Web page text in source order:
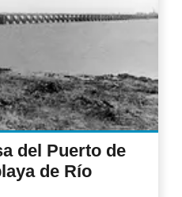
del Puerto de
de Río